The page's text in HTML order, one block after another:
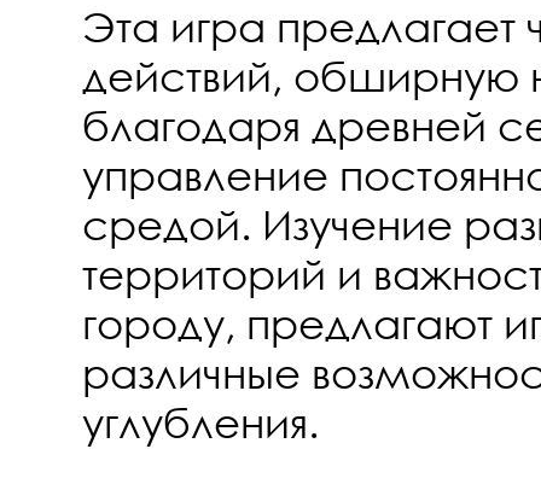
Эта игра предлагает
действий, обширную
благодаря древней
управление
средой. Изучение
территорий и
городу, предлагают
различные
углубления.